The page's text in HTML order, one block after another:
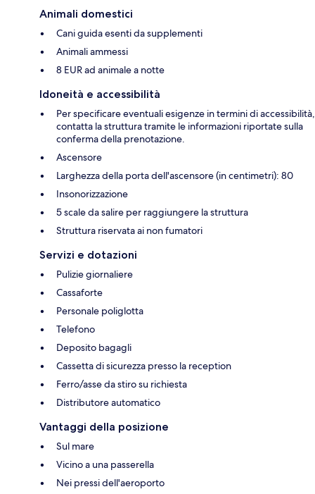
Animali domestici
Cani guida esenti da supplementi
Animali ammessi
8 EUR ad animale a notte
Idoneità e accessibilità
Per specificare eventuali esigenze in termini di accessibilità,
contatta la struttura tramite le informazioni riportate sulla
conferma della prenotazione.
Ascensore
Larghezza della porta dell'ascensore (in centimetri): 80
Insonorizzazione
5 scale da salire per raggiungere la struttura
Struttura riservata ai non fumatori
Servizi e dotazioni
Pulizie giornaliere
Cassaforte
Personale poliglotta
Telefono
Deposito bagagli
Cassetta di sicurezza presso la reception
Ferro/asse da stiro su richiesta
Distributore automatico
Vantaggi della posizione
Sul mare
Vicino a una passerella
Nei pressi dell'aeroporto